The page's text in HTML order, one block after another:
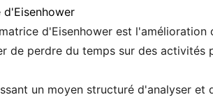
d'Eisenhower est
de perdre du temps sur des
un moyen structuré d'analyser et